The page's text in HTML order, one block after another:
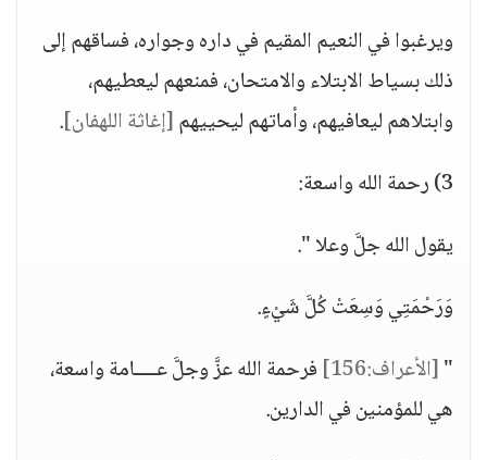
ويرغبوا في النعيم المقيم في داره وجواره، فساقهم إلى
ذلك بسياط الابتلاء والامتحان، فمنعهم ليعطيهم،
وابتلاهم ليعافيهم، وأماتهم ليحييهم[إغاثة اللهفان].
3) رحمة الله واسعة:
يقول الله جلَّ وعلا ".
وَرَحْمَتِي وَسِعَتْ كُلَّ شَيْءٍ.
"[الأعراف:156]
فرحمة الله عزَّ وجلَّ عــــامة واسعة،
هي للمؤمنين في الدارين.